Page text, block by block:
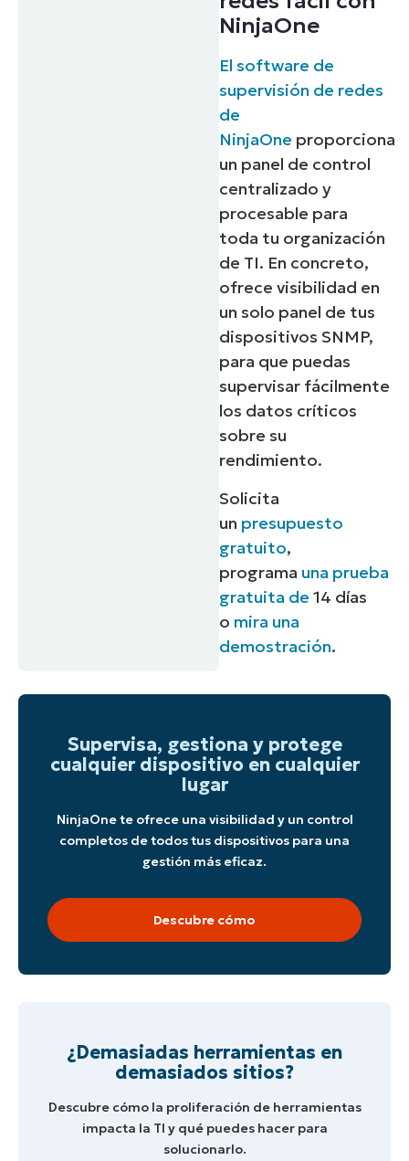
NinjaOne
El software de
supervisión de redes
de
NinjaOne proporciona
un panel de control
centralizado y
procesable para
toda tu organización
de TI. En concreto,
ofrece visibilidad en
un solo panel de tus
dispositivos SNMP,
para que puedas
supervisar fácilmente
los datos críticos
sobre su
rendimiento.
Solicita
un presupuesto
gratuito,
programa una prueba
gratuita de 14 días
o mira una
demostración.
Supervisa, gestiona y protege
cualquier dispositivo en cualquier
lugar
NinjaOne te ofrece una visibilidad y un control
completos de todos tus dispositivos para una
gestión más eficaz.
Descubre cómo
¿Demasiadas herramientas en
demasiados sitios?
Descubre cómo la proliferación de herramientas
impacta la TI y qué puedes hacer para
solucionarlo.